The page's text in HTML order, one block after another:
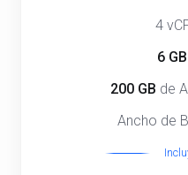
4
6 GB
200 GB de
Ancho de